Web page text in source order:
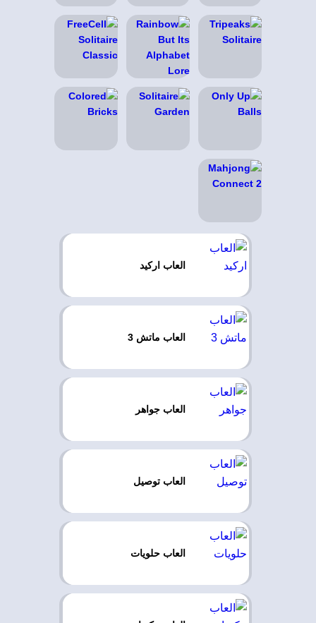
العاب اركيد
العاب ماتش 3
العاب جواهر
العاب توصيل
العاب حلويات